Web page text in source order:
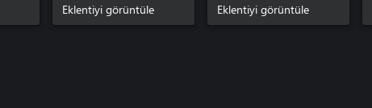
Eklentiyi görüntüle
Eklentiyi görüntüle